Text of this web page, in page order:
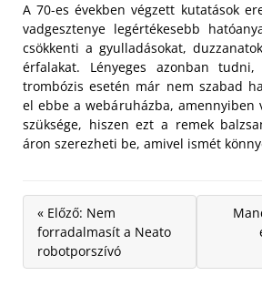
A 70-es években végzett kutatások
vadgesztenye legértékesebb
csökkenti a gyulladásokat,
érfalakat. Lényeges azonban
trombózis esetén már nem szabad
el ebbe a webáruházba, amennyiben
szüksége, hiszen ezt a remek
áron szerezheti be, amivel ismét
« Előző: Nem
forradalmasít a Neato
robotporszívó